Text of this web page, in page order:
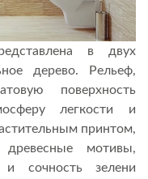
в двух
дерево. Рельеф,
поверхность
легкости и
принтом,
мотивы,
и сочность зелени